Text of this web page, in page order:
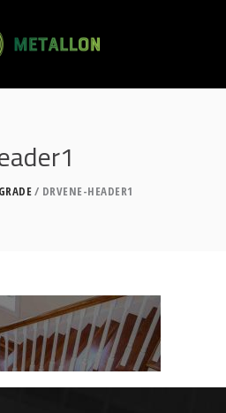
DRVENE-HEADER1